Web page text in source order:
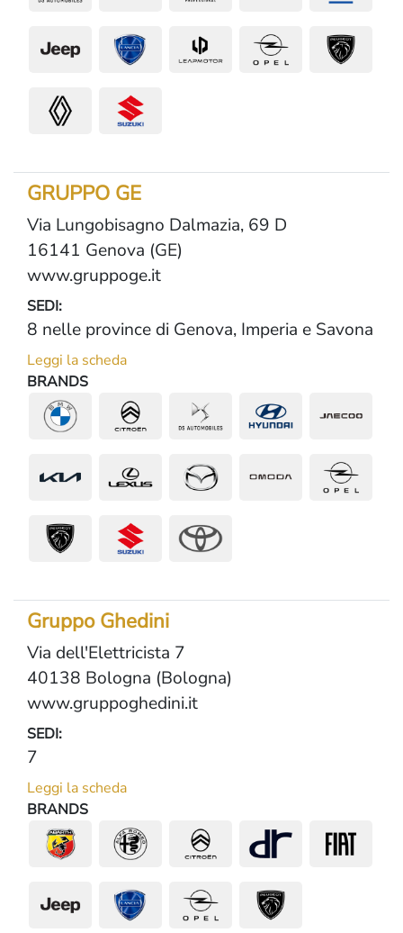
GRUPPO GE
Via Lungobisagno Dalmazia, 69 D
16141 Genova (GE)
www.gruppoge.it
SEDI:
8 nelle province di Genova, Imperia e Savona
Leggi la scheda
BRANDS
Gruppo Ghedini
Via dell'Elettricista 7
40138 Bologna (Bologna)
www.gruppoghedini.it
SEDI:
7
Leggi la scheda
BRANDS